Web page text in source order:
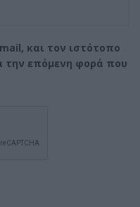
και τον ιστότοπο
την επόμενη φορά που